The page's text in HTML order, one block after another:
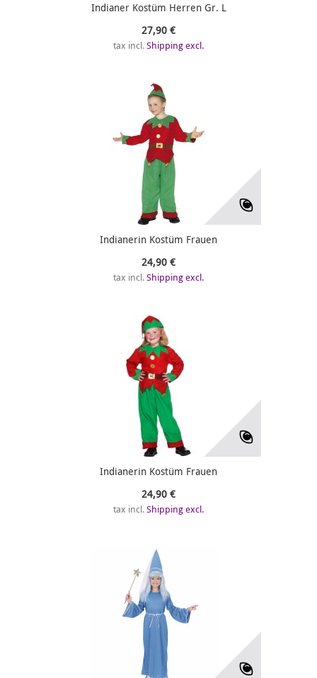
Indianer Kostüm Herren Gr. L
27,90 €
tax incl.Shipping excl.
Indianerin Kostüm Frauen
24,90 €
tax incl.Shipping excl.
Indianerin Kostüm Frauen
24,90 €
tax incl.Shipping excl.